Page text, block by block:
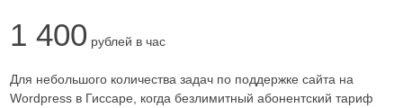
1 400 рублей в час
Для небольшого количества задач по поддержке сайта на
Wordpress в Гиссаре, когда безлимитный абонентский тариф